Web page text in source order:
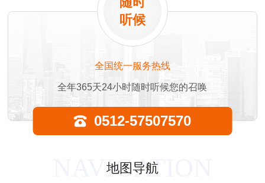
听候
全国统一服务热线
全年365天24小时随时听候您的召唤
0512-57507570
NAVIGATION
地图导航